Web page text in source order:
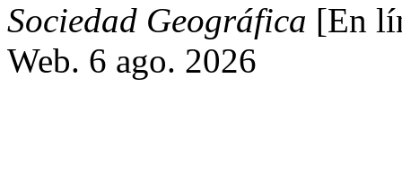
Sociedad Geográfica [En
Web. 6 ago. 2026